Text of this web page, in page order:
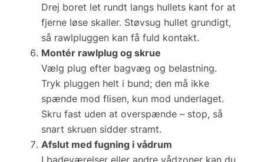
Drej boret let rundt langs hullets kant for at
fjerne løse skaller. Støvsug hullet grundigt,
så rawlpluggen kan få fuld kontakt.
Montér rawlplug og skrue
Vælg plug efter bagvæg og belastning.
Tryk pluggen helt i bund; den må ikke
spænde mod flisen, kun mod underlaget.
Skru fast uden at overspænde – stop, så
snart skruen sidder stramt.
Afslut med fugning i vådrum
I badeværelser eller andre vådzoner kan du